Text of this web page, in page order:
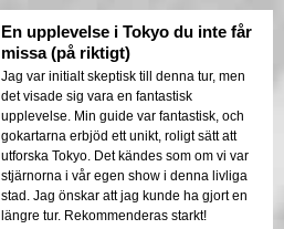
en fantastisk tid och köra runt i Tokyo!
En upplevelse i Tokyo du inte får
missa (på riktigt)
Jag var initialt skeptisk till denna tur, men
det visade sig vara en fantastisk
upplevelse. Min guide var fantastisk, och
gokartarna erbjöd ett unikt, roligt sätt att
utforska Tokyo. Det kändes som om vi var
stjärnorna i vår egen show i denna livliga
stad. Jag önskar att jag kunde ha gjort en
längre tur. Rekommenderas starkt!